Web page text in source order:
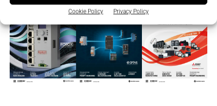
Cookie Policy Privacy Policy